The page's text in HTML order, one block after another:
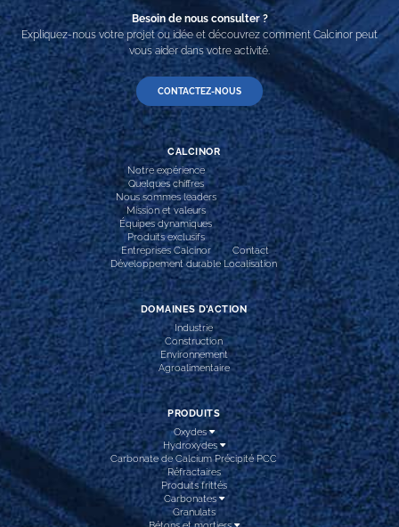
Besoin de nous consulter ?
Expliquez-nous votre projet ou idée et découvrez comment Calcinor peut
vous aider dans votre activité.
CONTACTEZ-NOUS
CALCINOR
Notre expérience
Quelques chiffres
Nous sommes leaders
Mission et valeurs
Équipes dynamiques
Produits exclusifs
Entreprises Calcinor
Développement durable
Contact
Localisation
DOMAINES D’ACTION
Industrie
Construction
Environnement
Agroalimentaire
PRODUITS
Oxydes
Hydroxydes
Carbonate de Calcium Précipité PCC
Réfractaires
Produits frittés
Carbonates
Granulats